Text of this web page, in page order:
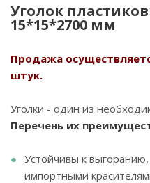
Уголок
15*15*2700 мм
Продажа
штук.
Уголки - один из
Перечень их
Устойчивы к
импортными